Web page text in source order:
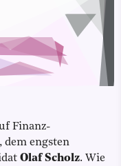
Finanz-
dem engsten
Olaf Scholz. Wie